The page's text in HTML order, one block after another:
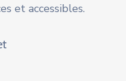
et accessibles.